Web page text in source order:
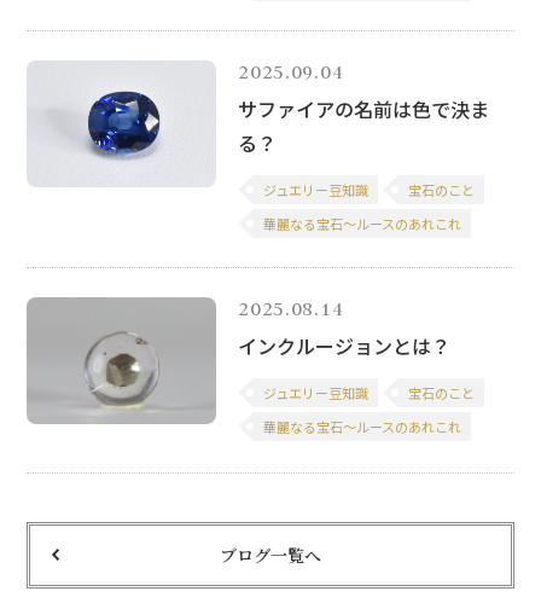
2025.09.04
サファイアの名前は色で決ま
る？
ジュエリー豆知識
宝石のこと
華麗なる宝石～ルースのあれこれ
2025.08.14
インクルージョンとは？
ジュエリー豆知識
宝石のこと
華麗なる宝石～ルースのあれこれ
ブログ一覧へ